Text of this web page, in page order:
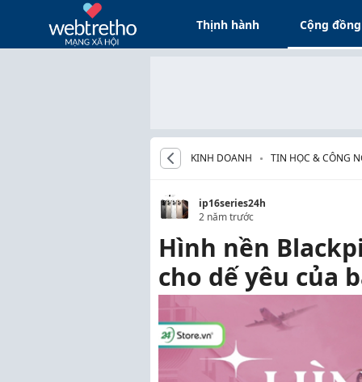
Thịnh hành Cộng đồng
KINH DOANH TIN HỌC & CÔNG
ip16series24h
2 năm trước
Hình nền
cho dế yêu của